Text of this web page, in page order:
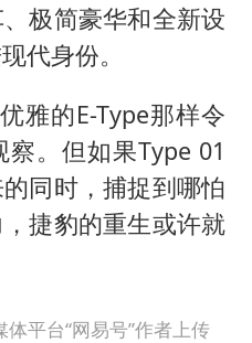
极简豪华和全新设
代身份。
雅的E-Type那样令
。但如果Type 01
同时，捕捉到哪怕
捷豹的重生或许就
平台“网易号”作者上传